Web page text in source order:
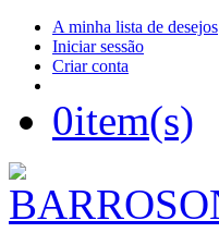
A minha lista de desejos
Iniciar sessão
Criar conta
0item(s)